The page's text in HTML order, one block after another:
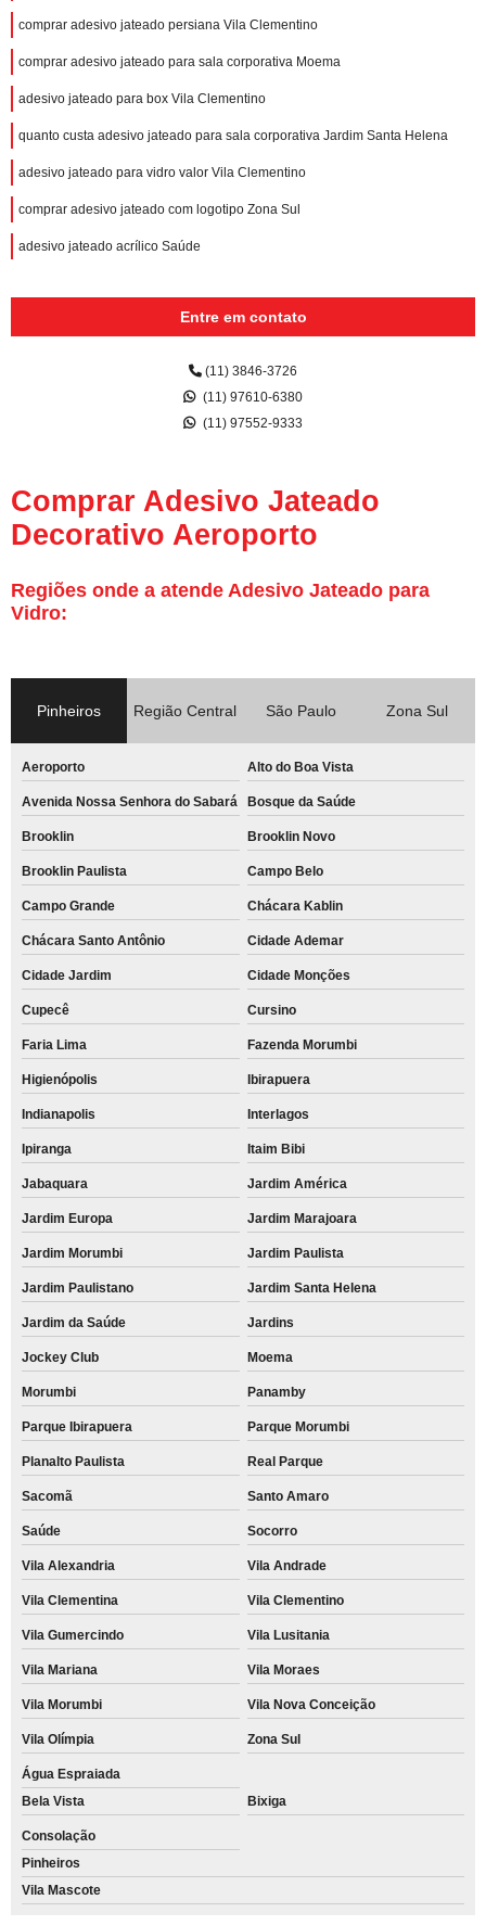
comprar adesivo jateado persiana Vila Clementino
comprar adesivo jateado para sala corporativa Moema
adesivo jateado para box Vila Clementino
quanto custa adesivo jateado para sala corporativa Jardim Santa Helena
adesivo jateado para vidro valor Vila Clementino
comprar adesivo jateado com logotipo Zona Sul
adesivo jateado acrílico Saúde
Entre em contato
(11) 3846-3726
(11) 97610-6380
(11) 97552-9333
Comprar Adesivo Jateado
Decorativo Aeroporto
Regiões onde a atende Adesivo Jateado para
Vidro:
Pinheiros Região Central São Paulo Zona Sul
Aeroporto Alto do Boa Vista
Avenida Nossa Senhora do Sabará Bosque da Saúde
Brooklin Brooklin Novo
Brooklin Paulista Campo Belo
Campo Grande Chácara Kablin
Chácara Santo Antônio Cidade Ademar
Cidade Jardim Cidade Monções
Cupecê Cursino
Faria Lima Fazenda Morumbi
Higienópolis Ibirapuera
Indianapolis Interlagos
Ipiranga Itaim Bibi
Jabaquara Jardim América
Jardim Europa Jardim Marajoara
Jardim Morumbi Jardim Paulista
Jardim Paulistano Jardim Santa Helena
Jardim da Saúde Jardins
Jockey Club Moema
Morumbi Panamby
Parque Ibirapuera Parque Morumbi
Planalto Paulista Real Parque
Sacomã Santo Amaro
Saúde Socorro
Vila Alexandria Vila Andrade
Vila Clementina Vila Clementino
Vila Gumercindo Vila Lusitania
Vila Mariana Vila Moraes
Vila Morumbi Vila Nova Conceição
Vila Olímpia Zona Sul
Água Espraiada
Bela Vista
Bixiga
Consolação
Pinheiros
Vila Mascote